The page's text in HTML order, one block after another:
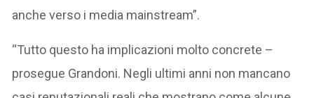
anche verso i media mainstream”.
“Tutto questo ha implicazioni molto concrete –
prosegue Grandoni. Negli ultimi anni non mancano